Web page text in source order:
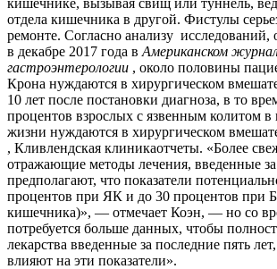
отдела кишечника в другой. Фистулы
ремонте. Согласно анализу исследований,
в декабре 2017 года в Американском
гастроэнтерологии , около половины
Крона нуждаются в хирургическом
10 лет после постановки диагноза, в то
процентов взрослых с язвенным колитом в
жизни нуждаются в хирургическом
, Кливлендская клиникаотчеты. «Более
отражающие методы лечения, введенные за
предполагают, что показатели
процентов при ЯК и до 30 процентов при
кишечника)», — отмечает Коэн, — но со
потребуется больше данных, чтобы
лекарства введенные за последние пять
влияют на эти показатели».